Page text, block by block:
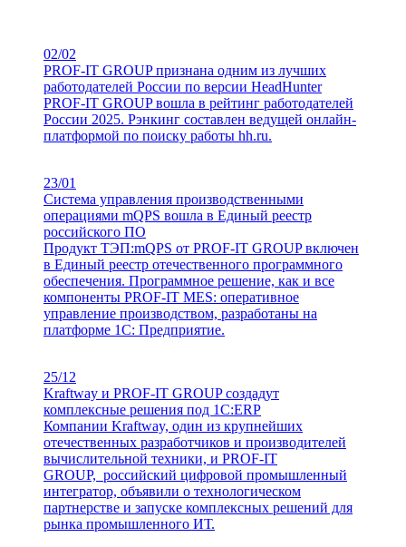
02/02
PROF-IT GROUP признана одним из лучших
работодателей России по версии HeadHunter
PROF-IT GROUP вошла в рейтинг работодателей
России 2025. Рэнкинг составлен ведущей онлайн-
платформой по поиску работы hh.ru.
23/01
Система управления производственными
операциями mQPS вошла в Единый реестр
российского ПО
Продукт ТЭП:mQРS от PROF-IT GROUP включен
в Единый реестр отечественного программного
обеспечения. Программное решение, как и все
компоненты PROF-IT MES: оперативное
управление производством, разработаны на
платформе 1С: Предприятие.
25/12
Kraftway и PROF-IT GROUP создадут
комплексные решения под 1С:ERP
Компании Kraftway, один из крупнейших
отечественных разработчиков и производителей
вычислительной техники, и PROF-IT
GROUP, российский цифровой промышленный
интегратор, объявили о технологическом
партнерстве и запуске комплексных решений для
рынка промышленного ИТ.